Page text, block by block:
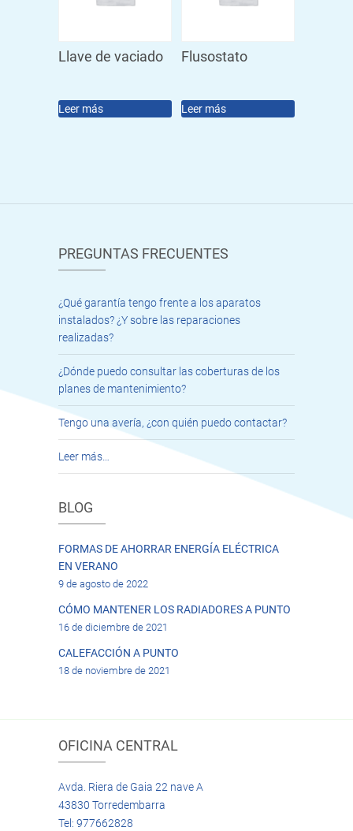
Llave de vaciado
Leer más
Flusostato
Leer más
PREGUNTAS FRECUENTES
¿Qué garantía tengo frente a los aparatos
instalados? ¿Y sobre las reparaciones
realizadas?
¿Dónde puedo consultar las coberturas de los
planes de mantenimiento?
Tengo una avería, ¿con quién puedo contactar?
Leer más…
BLOG
FORMAS DE AHORRAR ENERGÍA ELÉCTRICA
EN VERANO
9 de agosto de 2022
CÓMO MANTENER LOS RADIADORES A PUNTO
16 de diciembre de 2021
CALEFACCIÓN A PUNTO
18 de noviembre de 2021
OFICINA CENTRAL
Avda. Riera de Gaia 22 nave A
43830 Torredembarra
Tel: 977662828